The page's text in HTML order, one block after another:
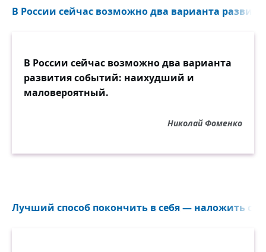
В России сейчас возможно два варианта
В России сейчас возможно два варианта
развития событий: наихудший и
маловероятный.
Николай Фоменко
Лучший способ покончить в себя — наложить